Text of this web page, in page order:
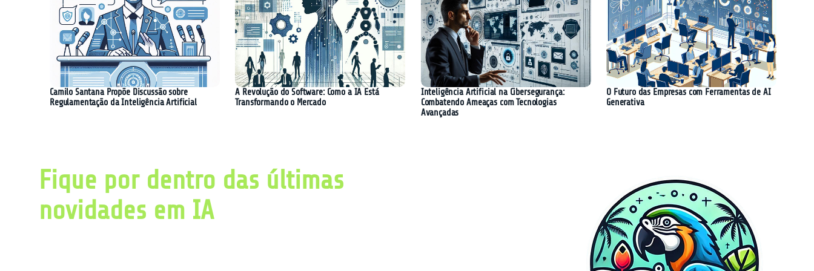
Camilo Santana Propõe Discussão sobre
Regulamentação da Inteligência Artificial
A Revolução do Software: Como a IA Está
Transformando o Mercado
Inteligência Artificial na Cibersegurança:
Combatendo Ameaças com Tecnologias
Avançadas
O Futuro das Empresas com Ferramentas de AI
Generativa
Fique por dentro das últimas
novidades em IA